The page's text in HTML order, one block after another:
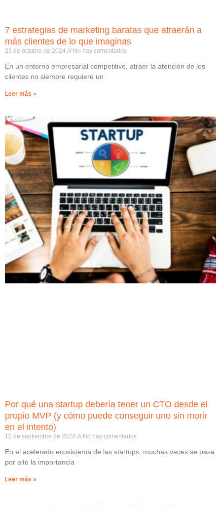
7 estrategias de marketing baratas que atraerán a
más clientes de lo que imaginas
23 de octubre de 2024 No hay comentarios
En un entorno empresarial competitivo, atraer la atención de los
clientes no siempre requiere un
Leer más »
Por qué una startup debería tener un CTO desde el
propio MVP (y cómo puede conseguir uno sin morir
en el intento)
10 de septiembre de 2024 No hay comentarios
En el acelerado ecosistema de las startups, muchas veces se pasa
por alto la importancia
Leer más »